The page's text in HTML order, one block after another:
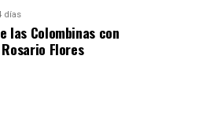
días
las Colombinas con
Flores